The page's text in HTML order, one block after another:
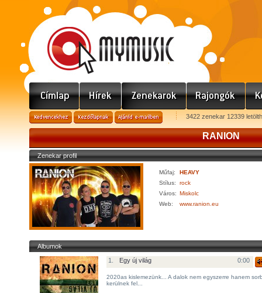
3422 zenekar 12339
RANION
Zenekar profil
Műfaj:
HEAVY
Stílus:
rock
Város: Miskolc
Web:
www.ranion.eu
Albumok
1. Egy új világ 0:00
2020as kislemezünk... A dalok nem egyszerre hanem
kerülnek fel...